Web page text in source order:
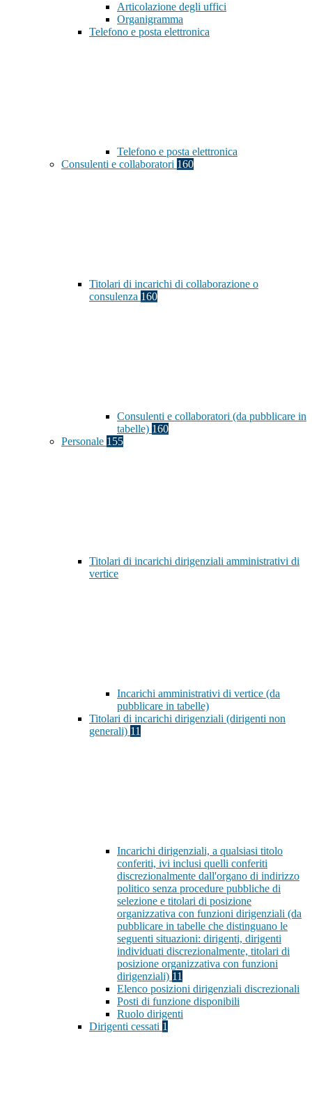
Articolazione degli uffici
Organigramma
Telefono e posta elettronica
Telefono e posta elettronica
Consulenti e collaboratori 160
Titolari di incarichi di collaborazione o
consulenza 160
Consulenti e collaboratori (da pubblicare in
tabelle) 160
Personale 155
Titolari di incarichi dirigenziali amministrativi di
vertice
Incarichi amministrativi di vertice (da
pubblicare in tabelle)
Titolari di incarichi dirigenziali (dirigenti non
generali) 11
Incarichi dirigenziali, a qualsiasi titolo
conferiti, ivi inclusi quelli conferiti
discrezionalmente dall'organo di indirizzo
politico senza procedure pubbliche di
selezione e titolari di posizione
organizzativa con funzioni dirigenziali (da
pubblicare in tabelle che distinguano le
seguenti situazioni: dirigenti, dirigenti
individuati discrezionalmente, titolari di
posizione organizzativa con funzioni
dirigenziali) 11
Elenco posizioni dirigenziali discrezionali
Posti di funzione disponibili
Ruolo dirigenti
Dirigenti cessati 1